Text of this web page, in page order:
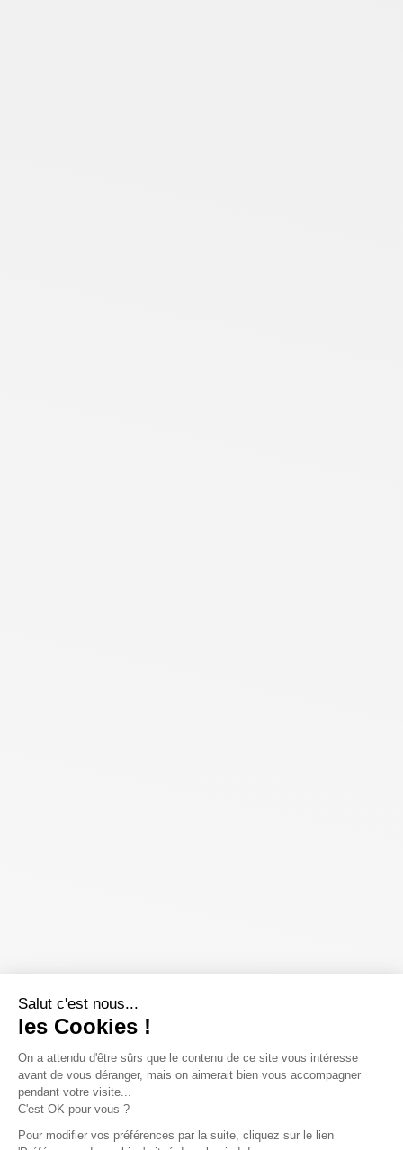
Salut c'est nous...
les Cookies !
On a attendu d'être sûrs que le contenu de ce site vous intéresse
avant de vous déranger, mais on aimerait bien vous accompagner
pendant votre visite...
C'est OK pour vous ?
Pour modifier vos préférences par la suite, cliquez sur le lien